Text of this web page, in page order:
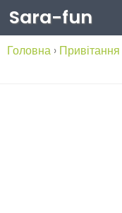
Skip to content
Sara-fun
Головна › Привітання